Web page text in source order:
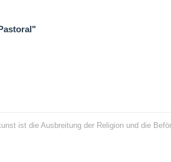
ist die Ausbreitung der Religion und die